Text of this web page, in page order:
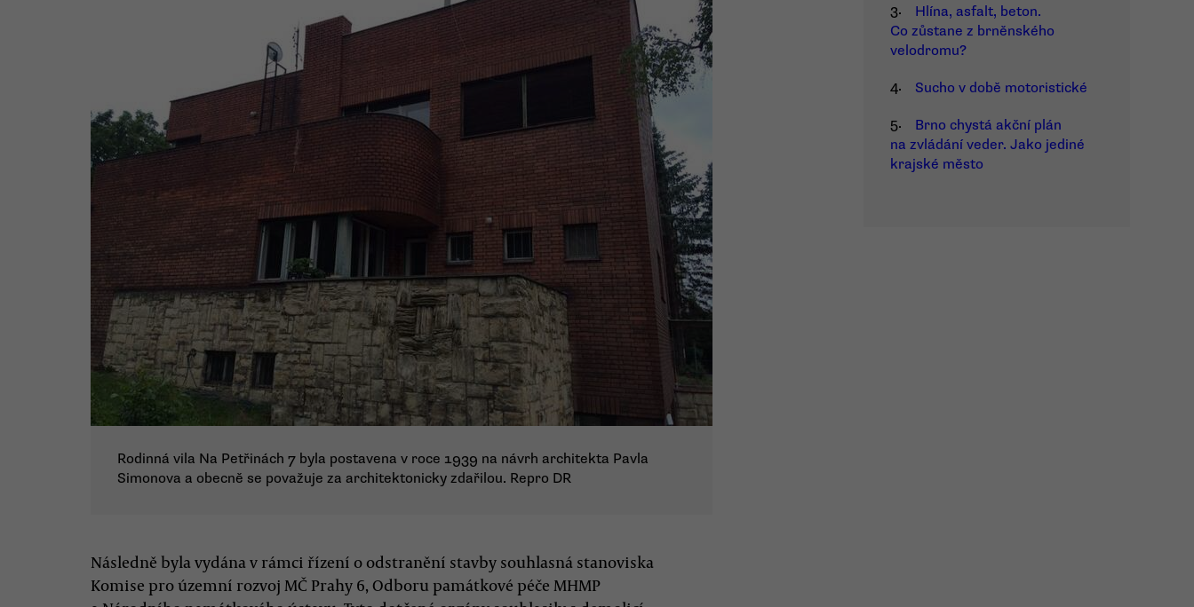
Rodinná vila Na Petřinách 7 byla postavena v roce 1939 na návrh architekta Pavla
Simonova a obecně se považuje za architektonicky zdařilou. Repro DR
Následně byla vydána v rámci řízení o odstranění stavby souhlasná stanoviska
Komise pro územní rozvoj MČ Prahy 6, Odboru památkové péče MHMP
3.
Hlína, asfalt, beton.
Co zůstane z brněnského
velodromu?
4.
Sucho v době motoristické
5.
Brno chystá akční plán
na zvládání veder. Jako jediné
krajské město